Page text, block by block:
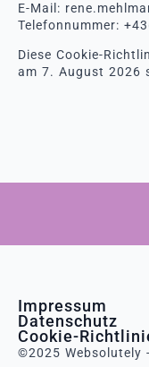
E-Mail:
Telefonnummer:
Diese Cookie-
am 7. August 2026
Impressum
Datenschutz
Cookie-
©2025 Websolutely